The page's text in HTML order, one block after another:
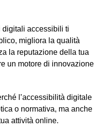
digitali accessibili ti
migliora la qualità
la reputazione della tua
un motore di innovazione
l’accessibilità digitale
o normativa, ma anche
attività online.